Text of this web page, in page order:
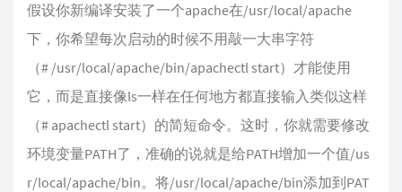
假设你新编译安装了一个apache在/usr/local/apache
下，你希望每次启动的时候不用敲一大串字符
（# /usr/local/apache/bin/apachectl start）才能使用
它，而是直接像ls一样在任何地方都直接输入类似这样
（# apachectl start）的简短命令。这时，你就需要修改
环境变量PATH了，准确的说就是给PATH增加一个值/us
r/local/apache/bin。将/usr/local/apache/bin添加到PAT